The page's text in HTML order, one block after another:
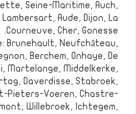
Seine-Maritime, Auch,
Lambersart, Aude, Dijon, La
Courneuve, Cher, Gonesse.
Brunehault, Neufchâteau,
Berchem, Onhaye, De
Martelange, Middelkerke,
Daverdisse, Stabroek,
Pieters-Voeren, Chastre-
Willebroek, Ichtegem,